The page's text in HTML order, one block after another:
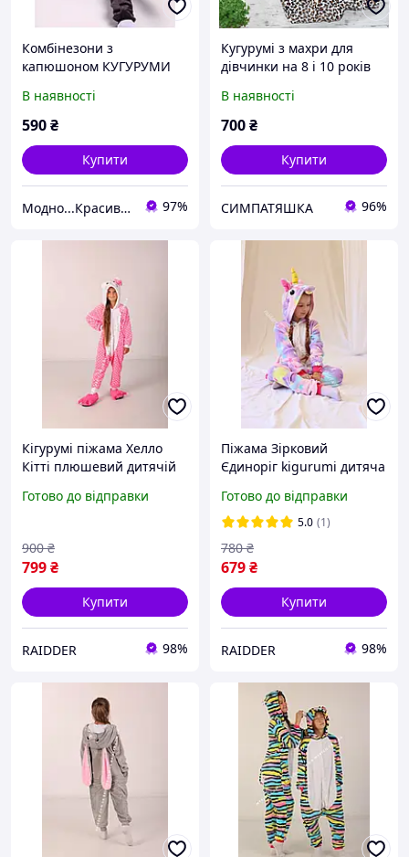
Комбінезони з
капюшоном КУГУРУМИ
В наявності
590₴
Купити
Модно...Красиво...Доступно! 97%
Кугурумі з махри для
дівчинки на 8 і 10 років
В наявності
700₴
Купити
СИМПАТЯШКА 96%
Кігурумі піжама Хелло
Кітті плюшевий дитячій
м'яка Hello Kitty рожевий
Готово до відправки
799₴
900 ₴
Купити
RAIDDER 98%
Піжама Зірковий
Єдиноріг kigurumi дитяча
різнокольоровим поні
(2002)
Готово до відправки
5.0 (1)
679₴
780 ₴
Купити
RAIDDER 98%